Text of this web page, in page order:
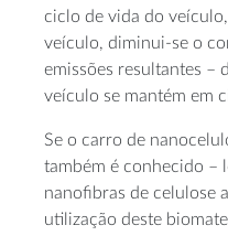
ciclo de vida do
veículo, diminui-se o
emissões resultantes –
veículo se mantém em
Se o carro de
também é conhecido –
nanofibras de celulose
utilização deste